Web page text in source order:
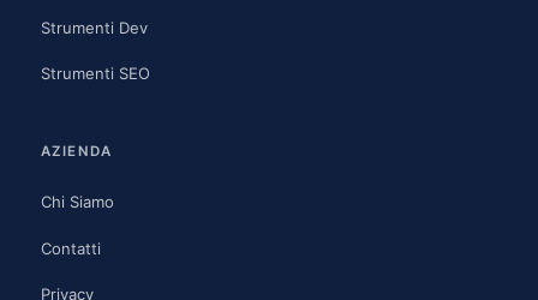
Strumenti Dev
Strumenti SEO
AZIENDA
Chi Siamo
Contatti
Privacy